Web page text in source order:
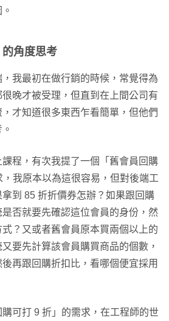
角度思考
我最初在做行銷的時候，常覺得為
晚才被受理，但直到在上間公司有
才知道很多東西乍看簡單，但他們
程，有次我提了一個「舊會員回購
我原本以為這很容易，但對後端工
到 85 折折價券怎辦？如果跟回購
否就要先確認這位會員的身份，然
？又或者舊會員原本買兩個以上的
要先計算該會員購買商品的個數，
再跟回購折扣比，看哪個便宜採用
可打 9 折」的需求，在工程師的世